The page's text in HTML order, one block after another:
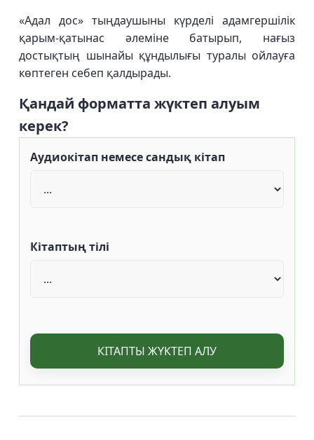
«Адал дос» тыңдаушыны күрделі адамгершілік
қарым-қатынас әлеміне батырып, нағыз
достықтың шынайы құндылығы туралы ойлауға
көптеген себеп қалдырады.
Қандай форматта жүктеп алуым
керек?
Аудиокітап немесе сандық кітап
Кітаптың тілі
КІТАПТЫ ЖҮКТЕП АЛУ